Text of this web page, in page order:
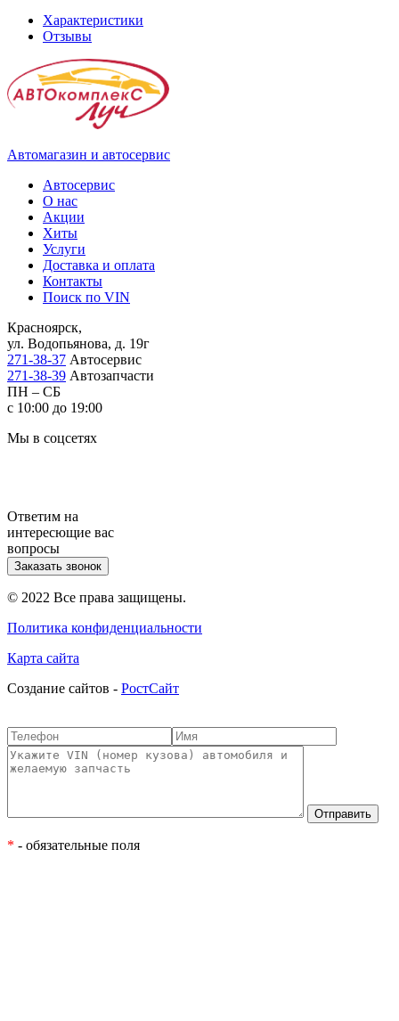
Характеристики
Отзывы
Автомагазин и автосервис
Автосервис
О нас
Акции
Хиты
Услуги
Доставка и оплата
Контакты
Поиск по VIN
Красноярск,
ул. Водопьянова, д. 19г
271-38-37 Автосервис
271-38-39 Автозапчасти
ПН – СБ
с 10:00 до 19:00
Мы в соцсетях
Ответим на
интересющие вас
вопросы
Заказать звонок
© 2022 Все права защищены.
Политика конфиденциальности
Карта сайта
Cоздание сайтов - РостСайт
* - обязательные поля